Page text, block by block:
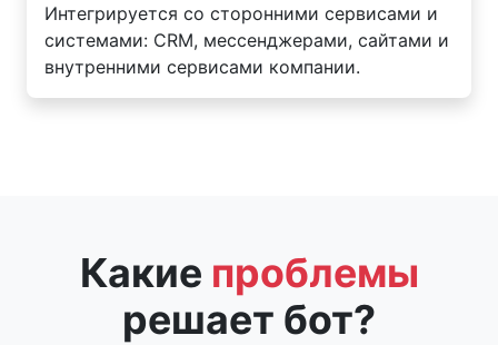
Интегрируется со сторонними сервисами и
системами: CRM, мессенджерами, сайтами и
внутренними сервисами компании.
Какие проблемы
решает бот?